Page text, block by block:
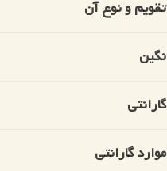
تقویم و نوع آن
نگین
گارانتی
موارد گارانتی